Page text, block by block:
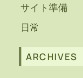
サイト準備
日常
ARCHIVES